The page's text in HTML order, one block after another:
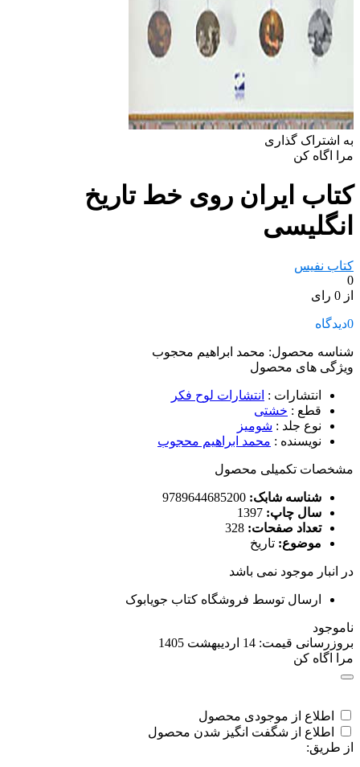
به اشتراک گذاری
مرا اگاه کن
کتاب ایران روی خط تاریخ
انگلیسی
کتاب نفیس
0
از 0 رای
0دیدگاه
شناسه محصول: محمد ابراهیم محجوب
ویژگی های محصول
انتشارات : انتشارات لوح فکر
قطع : خشتی
نوع جلد : شومیز
نویسنده : محمد ابراهیم محجوب
مشخصات تکمیلی محصول
شناسه شابک:
سال چاپ:
تعداد صفحات:
موضوع: تاریخ
در انبار موجود نمی باشد
ارسال توسط فروشگاه کتاب جویابوک
ناموجود
بروزرسانی قیمت: 14 اردیبهشت 1405
مرا اگاه کن
اطلاع از موجودی محصول
اطلاع از شگفت انگیز شدن محصول
از طریق: